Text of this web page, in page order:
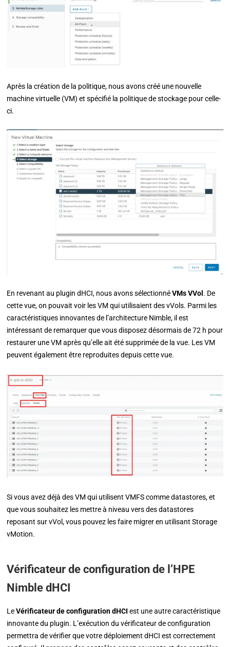
Après la création de la politique, nous avons créé une nouvelle
machine virtuelle (VM) et spécifié la politique de stockage pour celle-
ci.
En revenant au plugin dHCI, nous avons sélectionnéVMs VVol. De
cette vue, on pouvait voir les VM qui utilisaient des vVols. Parmi les
caractéristiques innovantes de l’architecture Nimble, il est
intéressant de remarquer que vous disposez désormais de 72 h pour
restaurer une VM après qu’elle ait été supprimée de la vue. Les VM
peuvent également être reproduites depuis cette vue.
Si vous avez déjà des VM qui utilisent VMFS comme datastores, et
que vous souhaitez les mettre à niveau vers des datastores
reposant sur vVol, vous pouvez les faire migrer en utilisant Storage
vMotion.
Vérificateur de configuration de l’HPE
Nimble dHCI
LeVérificateur de configuration dHCI est une autre caractéristique
innovante du plugin. L’exécution du vérificateur de configuration
permettra de vérifier que votre déploiement dHCI est correctement